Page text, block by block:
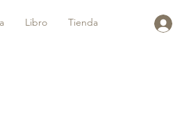
Libro Tienda